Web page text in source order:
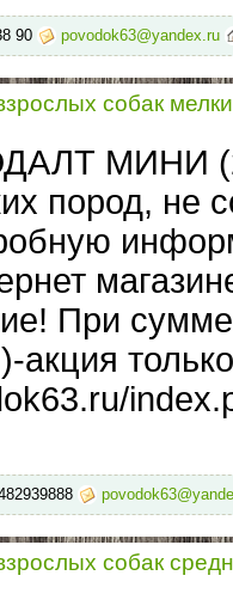
90 povodok63@yandex.ru
собак
МИНИ
пород, не
При
акция
собак